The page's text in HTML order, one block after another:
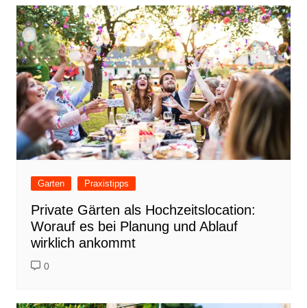
Garten Praxistipps
Private Gärten als Hochzeitslocation:
Worauf es bei Planung und Ablauf
wirklich ankommt
0